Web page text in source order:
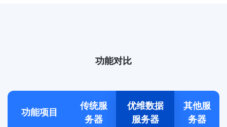
功能对比
功能项目
传统服
务器
优维数据
服务器
其他服
务器